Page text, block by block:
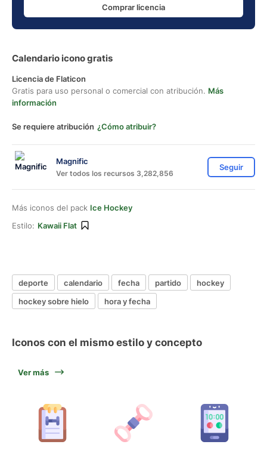
Comprar licencia
Calendario icono gratis
Licencia de Flaticon
Gratis para uso personal o comercial con atribución. Más
información
Se requiere atribución ¿Cómo atribuir?
Magnific
Ver todos los recursos 3,282,856
Seguir
Más iconos del pack Ice Hockey
Estilo: Kawaii Flat
deporte calendario fecha partido
hockey
hockey sobre hielo
hora y fecha
Iconos con el mismo estilo y concepto
Ver más